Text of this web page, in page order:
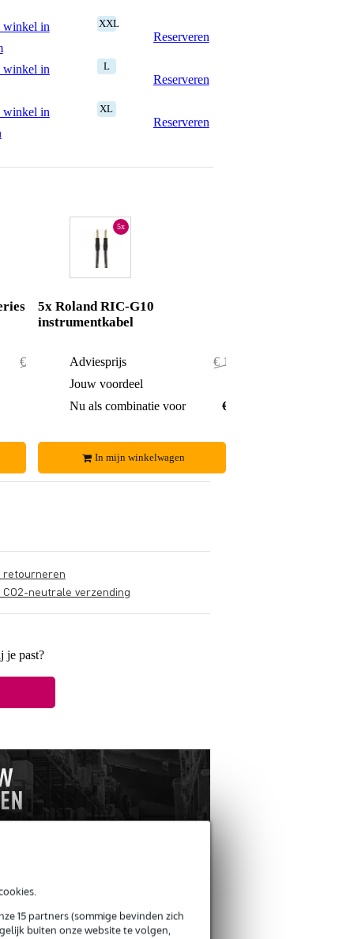
15 partners (sommige bevinden zich
buiten onze website te volgen,
winkel in
XXL
Reserveren
winkel in
L
Reserveren
winkel in
XL
Reserveren
€ 47,90
5x
5x Roland RIC-G10
instrumentkabel
Adviesprijs
€ 119,75
Jouw voordeel
Nu als combinatie voor
€ 112,-
In mijn winkelwagen
retourneren
CO2-neutrale verzending
je past?